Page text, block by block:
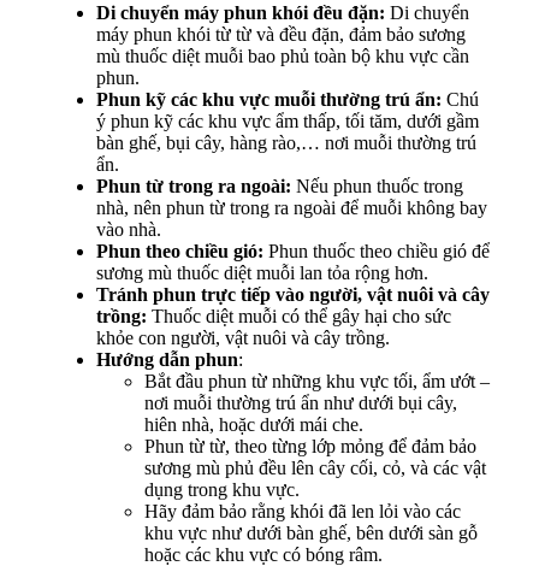
Di chuyển máy phun khói đều đặn: Di chuyển
máy phun khói từ từ và đều đặn, đảm bảo sương
mù thuốc diệt muỗi bao phủ toàn bộ khu vực cần
phun.
Phun kỹ các khu vực muỗi thường trú ẩn: Chú
ý phun kỹ các khu vực ẩm thấp, tối tăm, dưới gầm
bàn ghế, bụi cây, hàng rào,… nơi muỗi thường trú
ẩn.
Phun từ trong ra ngoài: Nếu phun thuốc trong
nhà, nên phun từ trong ra ngoài để muỗi không bay
vào nhà.
Phun theo chiều gió: Phun thuốc theo chiều gió để
sương mù thuốc diệt muỗi lan tỏa rộng hơn.
Tránh phun trực tiếp vào người, vật nuôi và cây
trồng: Thuốc diệt muỗi có thể gây hại cho sức
khỏe con người, vật nuôi và cây trồng.
Hướng dẫn phun:
Bắt đầu phun từ những khu vực tối, ẩm ướt –
nơi muỗi thường trú ẩn như dưới bụi cây,
hiên nhà, hoặc dưới mái che.
Phun từ từ, theo từng lớp mỏng để đảm bảo
sương mù phủ đều lên cây cối, cỏ, và các vật
dụng trong khu vực.
Hãy đảm bảo rằng khói đã len lỏi vào các
khu vực như dưới bàn ghế, bên dưới sàn gỗ
hoặc các khu vực có bóng râm.